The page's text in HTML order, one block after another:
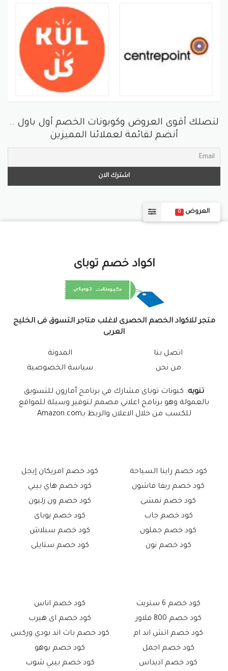
العروض 0
لتصلك أقوى العروض وكوبونات الخصم أول باول ..
أنضم لقائمة لعملائنا المميزين
اكواد خصم توباى
متجر للاكواد الخصم الحصرى لاغلب متاجر التسوق فى الخليج
العربى
اتصل بنا
من نحن
المدونة
سياسة الخصوصية
تنويه: كبونات توباى مشارك في برنامج أمازون للتسويق
بالعمولة وهو برنامج اعلاني مصمم لتوفير وسيلة للمواقع
للكسب من خلال الاعلان والربط بـAmazon.com
كود خصم راينا السياحة
كود خصم ريفا فاشون
كود خصم نمشى
كود خصم جاب
كود خصم جملون
كود خصم نون
كود خصم امريكان إيجل
كود خصم هاي بيبي
كود خصم ون زليون
كود خصم يوباى
كود خصم سبلاش
كود خصم ستايلى
كود خصم 6 ستريت
كود خصم 800 فلاور
كود خصم اتش اند ام
كود خصم اجمل
كود خصم اديداس
كود خصم اناس
كود خصم اى هيرب
كود خصم باث اند بودي وركس
كود خصم بوهو
كود خصم بيبي شوب